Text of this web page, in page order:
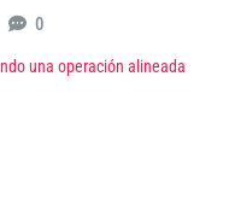
0
una operación alineada